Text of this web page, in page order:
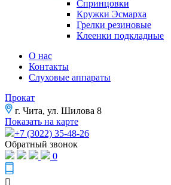
Спринцовки
Кружки Эсмарха
Грелки резиновые
Клеенки подкладные
О нас
Контакты
Слуховые аппараты
Прокат
г. Чита, ул. Шилова 8
Показать на карте
+7 (3022) 35-48-26
Обратный звонок
0